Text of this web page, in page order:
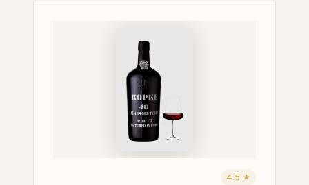
4.5 ★